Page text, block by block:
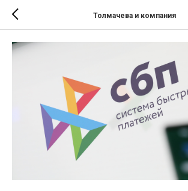
Толмачева и компания